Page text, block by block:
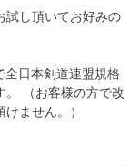
試し頂いてお好みの
全日本剣道連盟規格
。 （お客様の方で改
ません。）